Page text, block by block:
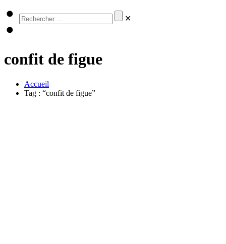
✕
confit de figue
Accueil
Tag : “confit de figue”